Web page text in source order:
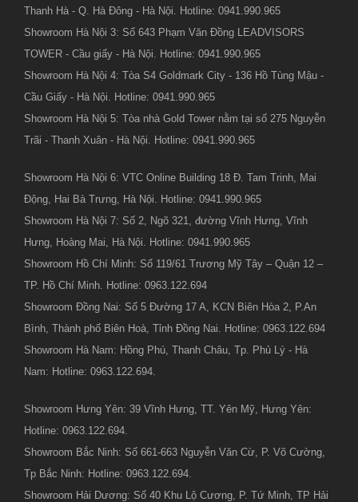
Thanh Hà - Q. Hà Đông - Hà Nội. Hotline: 0941.990.965
Showroom Hà Nội 3: Số 643 Phạm Văn Đồng LEADVISORS
TOWER - Cầu giấy - Hà Nội. Hotline: 0941.990.965
Showroom Hà Nội 4: Tòa S4 Goldmark City - 136 Hồ Tùng Mậu -
Cầu Giấy - Hà Nội. Hotline: 0941.990.965
Showroom Hà Nội 5: Tòa nhà Gold Tower nằm tại số 275 Nguyễn
Trãi - Thanh Xuân - Hà Nội. Hotline: 0941.990.965
Showroom Hà Nội 6: VTC Online Building 18 Đ. Tam Trinh, Mai
Động, Hai Bà Trưng, Hà Nội. Hotline: 0941.990.965
Showroom Hà Nội 7: Số 2, Ngõ 321, đường Vĩnh Hưng, Vĩnh
Hưng, Hoàng Mai, Hà Nội. Hotline: 0941.990.965
Showroom Hồ Chí Minh: Số 119/61 Trương Mỹ Tây – Quận 12 –
TP. Hồ Chí Minh. Hotline: 0963.122.694
Showroom Đồng Nai: Số 5 Đường 17 A, KCN Biên Hòa 2, P.An
Bình, Thành phố Biên Hoà, Tỉnh Đồng Nai. Hotline: 0963.122.694
Showroom Hà Nam: Hồng Phú, Thanh Châu, Tp. Phủ Lý - Hà
Nam: Hotline: 0963.122.694.
Showroom Hưng Yên: 39 Vĩnh Hưng, TT. Yên Mỹ, Hưng Yên:
Hotline: 0963.122.694.
Showroom Bắc Ninh: Số 661-663 Nguyễn Văn Cừ, P. Võ Cường,
Tp Bắc Ninh: Hotline: 0963.122.694.
Showroom Hải Dương: Số 40 Khu Lộ Cương, P. Tứ Minh, TP Hải